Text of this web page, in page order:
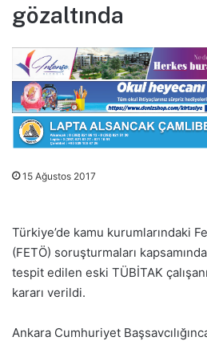
gözaltında
15 Ağustos 2017
Türkiye’de kamu kurumlarındaki
(FETÖ) soruşturmaları
tespit edilen eski TÜBİTAK
kararı verildi.
Ankara Cumhuriyet